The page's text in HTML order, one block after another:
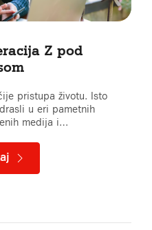
Z pod
pristupa životu. Isto
u eri pametnih
medija i…